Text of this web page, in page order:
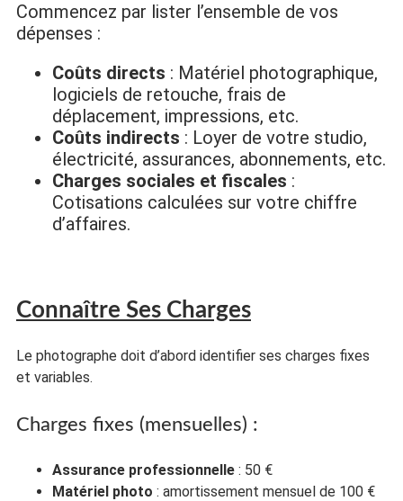
Commencez par lister l’ensemble de vos
dépenses :
Coûts directs : Matériel photographique,
logiciels de retouche, frais de
déplacement, impressions, etc.
Coûts indirects : Loyer de votre studio,
électricité, assurances, abonnements, etc.
Charges sociales et fiscales :
Cotisations calculées sur votre chiffre
d’affaires.
Connaître Ses Charges
Le photographe doit d’abord identifier ses charges fixes
et variables.
Charges fixes (mensuelles) :
Assurance professionnelle : 50 €
Matériel photo : amortissement mensuel de 100 €